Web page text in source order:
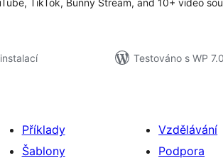
TikTok, Bunny Stream, and 10+ video
Testováno s WP
Příklady
Šablony
Vzdělávání
Podpora